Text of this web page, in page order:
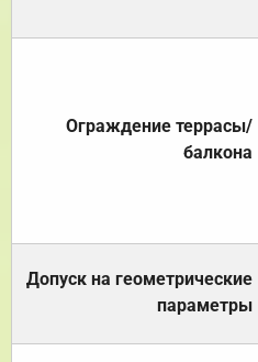
Ограждение террасы/
балкона
Допуск на геометрические
параметры